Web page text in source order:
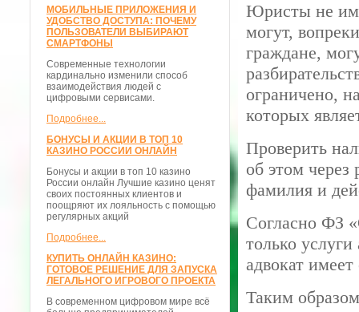
МОБИЛЬНЫЕ ПРИЛОЖЕНИЯ И
УДОБСТВО ДОСТУПА: ПОЧЕМУ
ПОЛЬЗОВАТЕЛИ ВЫБИРАЮТ
СМАРТФОНЫ
Современные технологии
кардинально изменили способ
взаимодействия людей с
цифровыми сервисами.
Подробнее...
БОНУСЫ И АКЦИИ В ТОП 10
КАЗИНО РОССИИ ОНЛАЙН
Бонусы и акции в топ 10 казино
России онлайн Лучшие казино ценят
своих постоянных клиентов и
поощряют их лояльность с помощью
регулярных акций
Подробнее...
КУПИТЬ ОНЛАЙН КАЗИНО:
ГОТОВОЕ РЕШЕНИЕ ДЛЯ ЗАПУСКА
ЛЕГАЛЬНОГО ИГРОВОГО ПРОЕКТА
В современном цифровом мире всё
Юристы не
могут,
граждане,
ограничено,
которых
Проверить
об этом
фамилия и
Согласно ФЗ
только
адвокат
Таким